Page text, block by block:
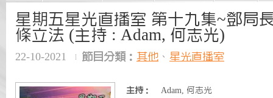
星期五星光直播室 第十九集~鄧局
條立法 (主持 : Adam, 何志光)
22-10-2021 節目分類： 其他 、 星光直播室
主持：
Adam, 何志光